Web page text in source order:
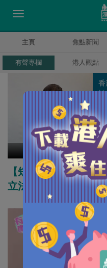
主頁 焦點新聞
有聲專欄 港人觀點
張瑞蓮
香
社
【短片】【有聲專欄
立法會選舉現新佈局